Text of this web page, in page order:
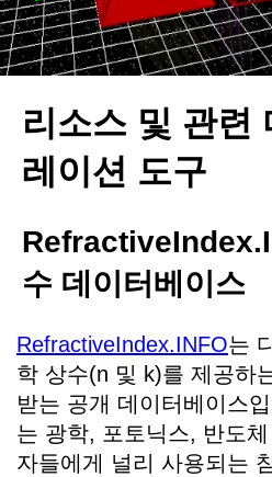
리소스 및 관련
레이션 도구
수 데이터베이스
RefractiveIndex.INFO는
학 상수(n 및 k)를 제공하
받는 공개 데이터베이스
는 광학, 포토닉스, 반도
자들에게 널리 사용되는